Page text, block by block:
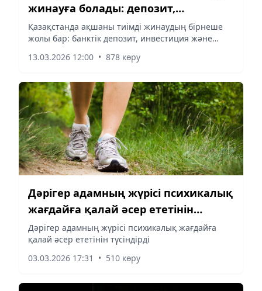
жинауға болады: депозит,
инвестиция және халал қаржы
жолдары
Қазақстанда ақшаны тиімді жинаудың бірнеше
жолы бар: банктік депозит, инвестиция және
қаржыны сақтау мен көбейтудің тиімді тәсілдерін
тәуекелдерін түсіндіреді.
13.03.2026 12:00 • 878 көру
Дәрігер адамның жүрісі психикалық
жағдайға қалай әсер ететінін
түсіндірді
Дәрігер адамның жүрісі психикалық жағдайға
қалай әсер ететінін түсіндірді
03.03.2026 17:31
• 510 көру